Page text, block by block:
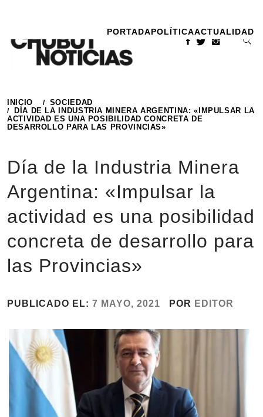
contenido
PORTADAPOLÍTICAACTUALIDAD
INICIO
SOCIEDAD
DÍA DE LA INDUSTRIA MINERA ARGENTINA: «IMPULSAR LA
ACTIVIDAD ES UNA POSIBILIDAD CONCRETA DE
DESARROLLO PARA LAS PROVINCIAS»
Día de la Industria Minera
Argentina: «Impulsar la
actividad es una posibilidad
concreta de desarrollo para
las Provincias»
PUBLICADO EL: 7 MAYO, 2021 POR EDITOR